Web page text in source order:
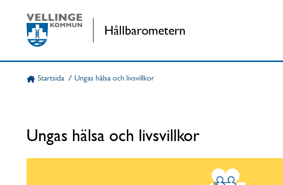
Hållbarometern
Startsida / Ungas hälsa och livsvillkor
Ungas hälsa och livsvillkor